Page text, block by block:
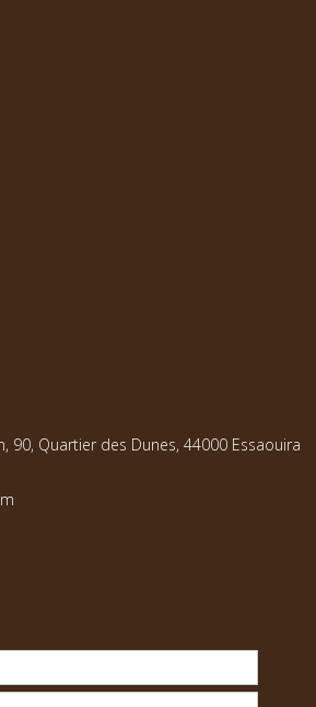
90, Quartier des Dunes, 44000 Essaouira